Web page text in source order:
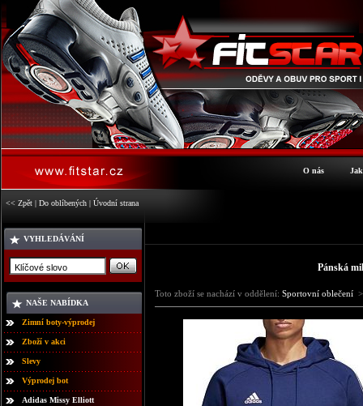
O nás
<< Zpět | Do oblíbených | Úvodní strana
VYHLEDÁVÁNÍ
NAŠE NABÍDKA
Zimní boty-výprodej
Zboží v akci
Slevy
Výprodej bot
Adidas Missy Elliott
Pánská
Toto zboží se nachází v oddělení: Sportovní oblečení